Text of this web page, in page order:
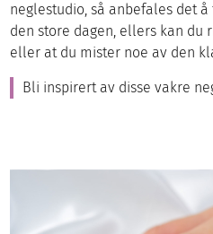
neglestudio, så anbefales det
den store dagen, ellers kan du
eller at du mister noe av den
Bli inspirert av disse vakre